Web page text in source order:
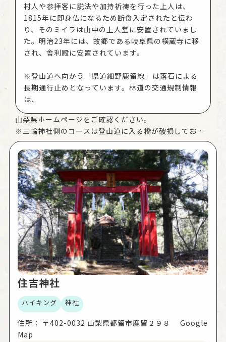
村人や参拝客に説法や加持祈祷を行った上人は、
1815年に即身仏になるため断食入定されたと伝わ
り、そのミイラは山中の上人堂に安置されていまし
た。明治23年には、故郷である岐阜県の横蔵寺に移
され、舎利殿に安置されています。
※登山道へ向かう「県道細野鹿留線」は落石による
長期通行止めとなっています。林道の交通規制情報
は、
山梨県ホームページをご確認ください。
※三輪神社側のコースは登山道に入る橋が破損しており
ますので、登山道に沿った舗装林道をご利用ください。
復旧の目処はたっておりません。また、現在、林道工事
のため三輪神社側コースの舗装林道を多くの大型車輌が
通行しております。三輪神社から先への自家用車の乗り
入れは非常に危険ですので、ご遠慮ください。
※池の平登山口からの山道は、土砂流出のため堀が深い
場所が多くあります。また、倒木等により登山道が荒れ
ている可能性がありますので、十分ご注意ください。
住吉神社
ハイキング 神社
住所：
〒402-0032 山梨県都留市鹿留２９８ Google
Map